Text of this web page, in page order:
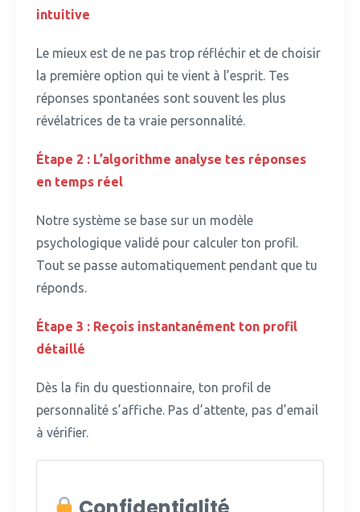
intuitive
Le mieux est de ne pas trop réfléchir et de choisir
la première option qui te vient à l’esprit. Tes
réponses spontanées sont souvent les plus
révélatrices de ta vraie personnalité.
Étape 2 : L’algorithme analyse tes réponses
en temps réel
Notre système se base sur un modèle
psychologique validé pour calculer ton profil.
Tout se passe automatiquement pendant que tu
réponds.
Étape 3 : Reçois instantanément ton profil
détaillé
Dès la fin du questionnaire, ton profil de
personnalité s’affiche. Pas d’attente, pas d’email
à vérifier.